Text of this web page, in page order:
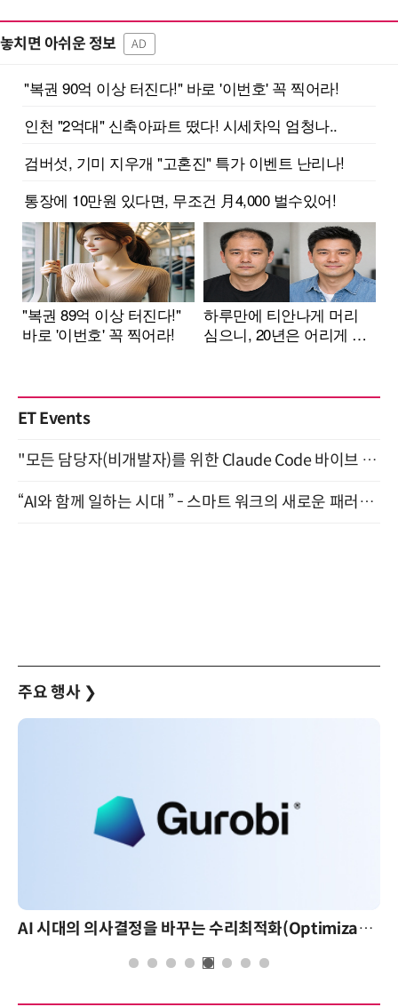
놓치면 아쉬운 정보 AD
ET Events
"모든 담당자(비개발자)를 위한 Claude Code 바이브 코딩 2-day 부트캠프" 9월 16~17일 개최
“AI와 함께 일하는 시대 ” - 스마트 워크의 새로운 패러다임 (9/11)
주요 행사 ❯
AI 시대의 의사결정을 바꾸는 수리최적화(Optimization): 실제 산업 적용 사례와 활용 전략